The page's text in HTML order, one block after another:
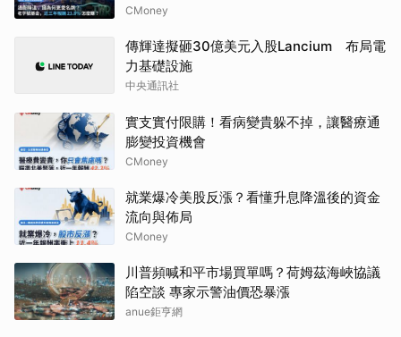
CMoney
傳輝達擬砸30億美元入股Lancium 布局電
力基礎設施
中央通訊社
實支實付限購！看病變貴躲不掉，讓醫療通
膨變投資機會
CMoney
就業爆冷美股反漲？看懂升息降溫後的資金
流向與佈局
CMoney
川普頻喊和平市場買單嗎？荷姆茲海峽協議
陷空談 專家示警油價恐暴漲
anue鉅亨網